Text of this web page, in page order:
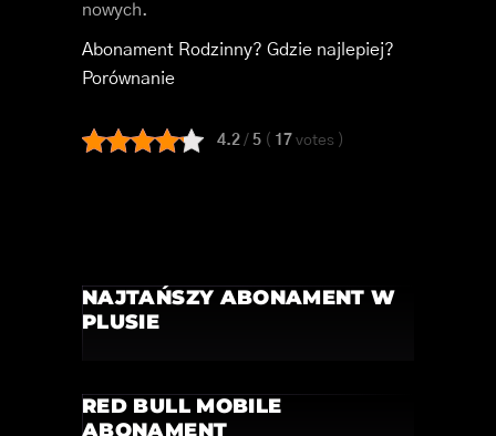
nowych.
Abonament Rodzinny? Gdzie najlepiej?
Porównanie
4.2 / 5 ( 17 votes )
NAJTAŃSZY ABONAMENT W
PLUSIE
RED BULL MOBILE
ABONAMENT